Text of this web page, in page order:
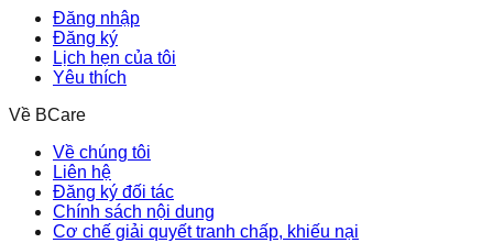
Đăng nhập
Đăng ký
Lịch hẹn của tôi
Yêu thích
Về BCare
Về chúng tôi
Liên hệ
Đăng ký đối tác
Chính sách nội dung
Cơ chế giải quyết tranh chấp, khiếu nại